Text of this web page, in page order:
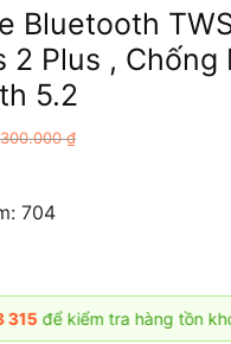
Bluetooth
2 Plus , Chống
5.2
₫
704
kiểm tra hàng tồn kho